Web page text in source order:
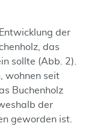
der
das
sollte (Abb. 2).
wohnen seit
Buchenholz
der
geworden ist.